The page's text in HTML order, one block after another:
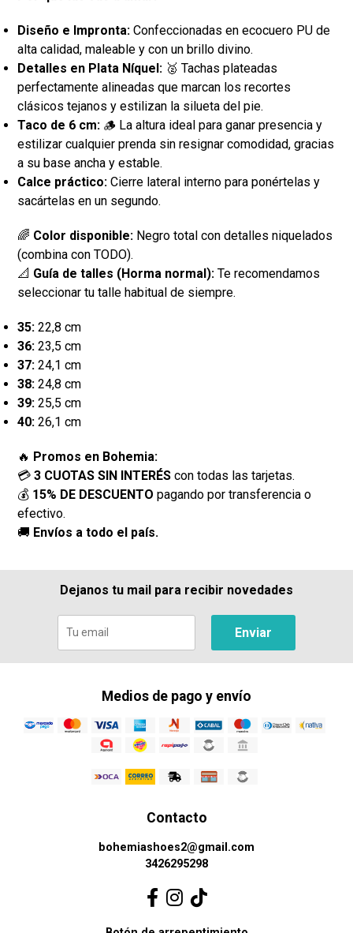
Diseño e Impronta: Confeccionadas en ecocuero PU de
alta calidad, maleable y con un brillo divino.
Detalles en Plata Níquel: 🥈 Tachas plateadas
perfectamente alineadas que marcan los recortes
clásicos tejanos y estilizan la silueta del pie.
Taco de 6 cm: 🪵 La altura ideal para ganar presencia y
estilizar cualquier prenda sin resignar comodidad, gracias
a su base ancha y estable.
Calce práctico: Cierre lateral interno para ponértelas y
sacártelas en un segundo.
🌈 Color disponible: Negro total con detalles niquelados
(combina con TODO).
📐 Guía de talles (Horma normal): Te recomendamos
seleccionar tu talle habitual de siempre.
35: 22,8 cm
36: 23,5 cm
37: 24,1 cm
38: 24,8 cm
39: 25,5 cm
40: 26,1 cm
🔥 Promos en Bohemia:
💳3 CUOTAS SIN INTERÉS con todas las tarjetas.
💰 15% DE DESCUENTO pagando por transferencia o
efectivo.
🚚 Envíos a todo el país.
Dejanos tu mail para recibir novedades
Enviar
Medios de pago y envío
Contacto
bohemiashoes2@gmail.com
3426295298